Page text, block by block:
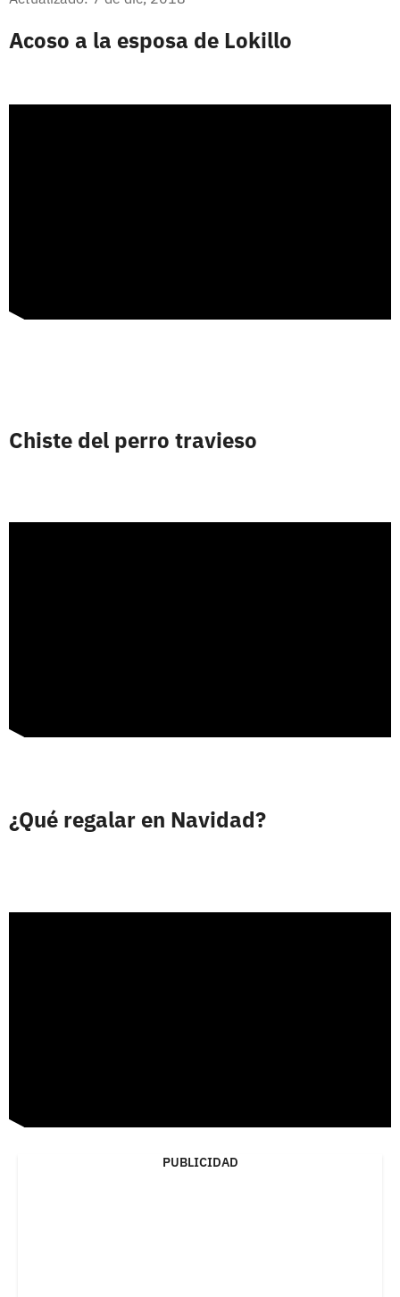
Acoso a la esposa de Lokillo
Chiste del perro travieso
¿Qué regalar en Navidad?
PUBLICIDAD